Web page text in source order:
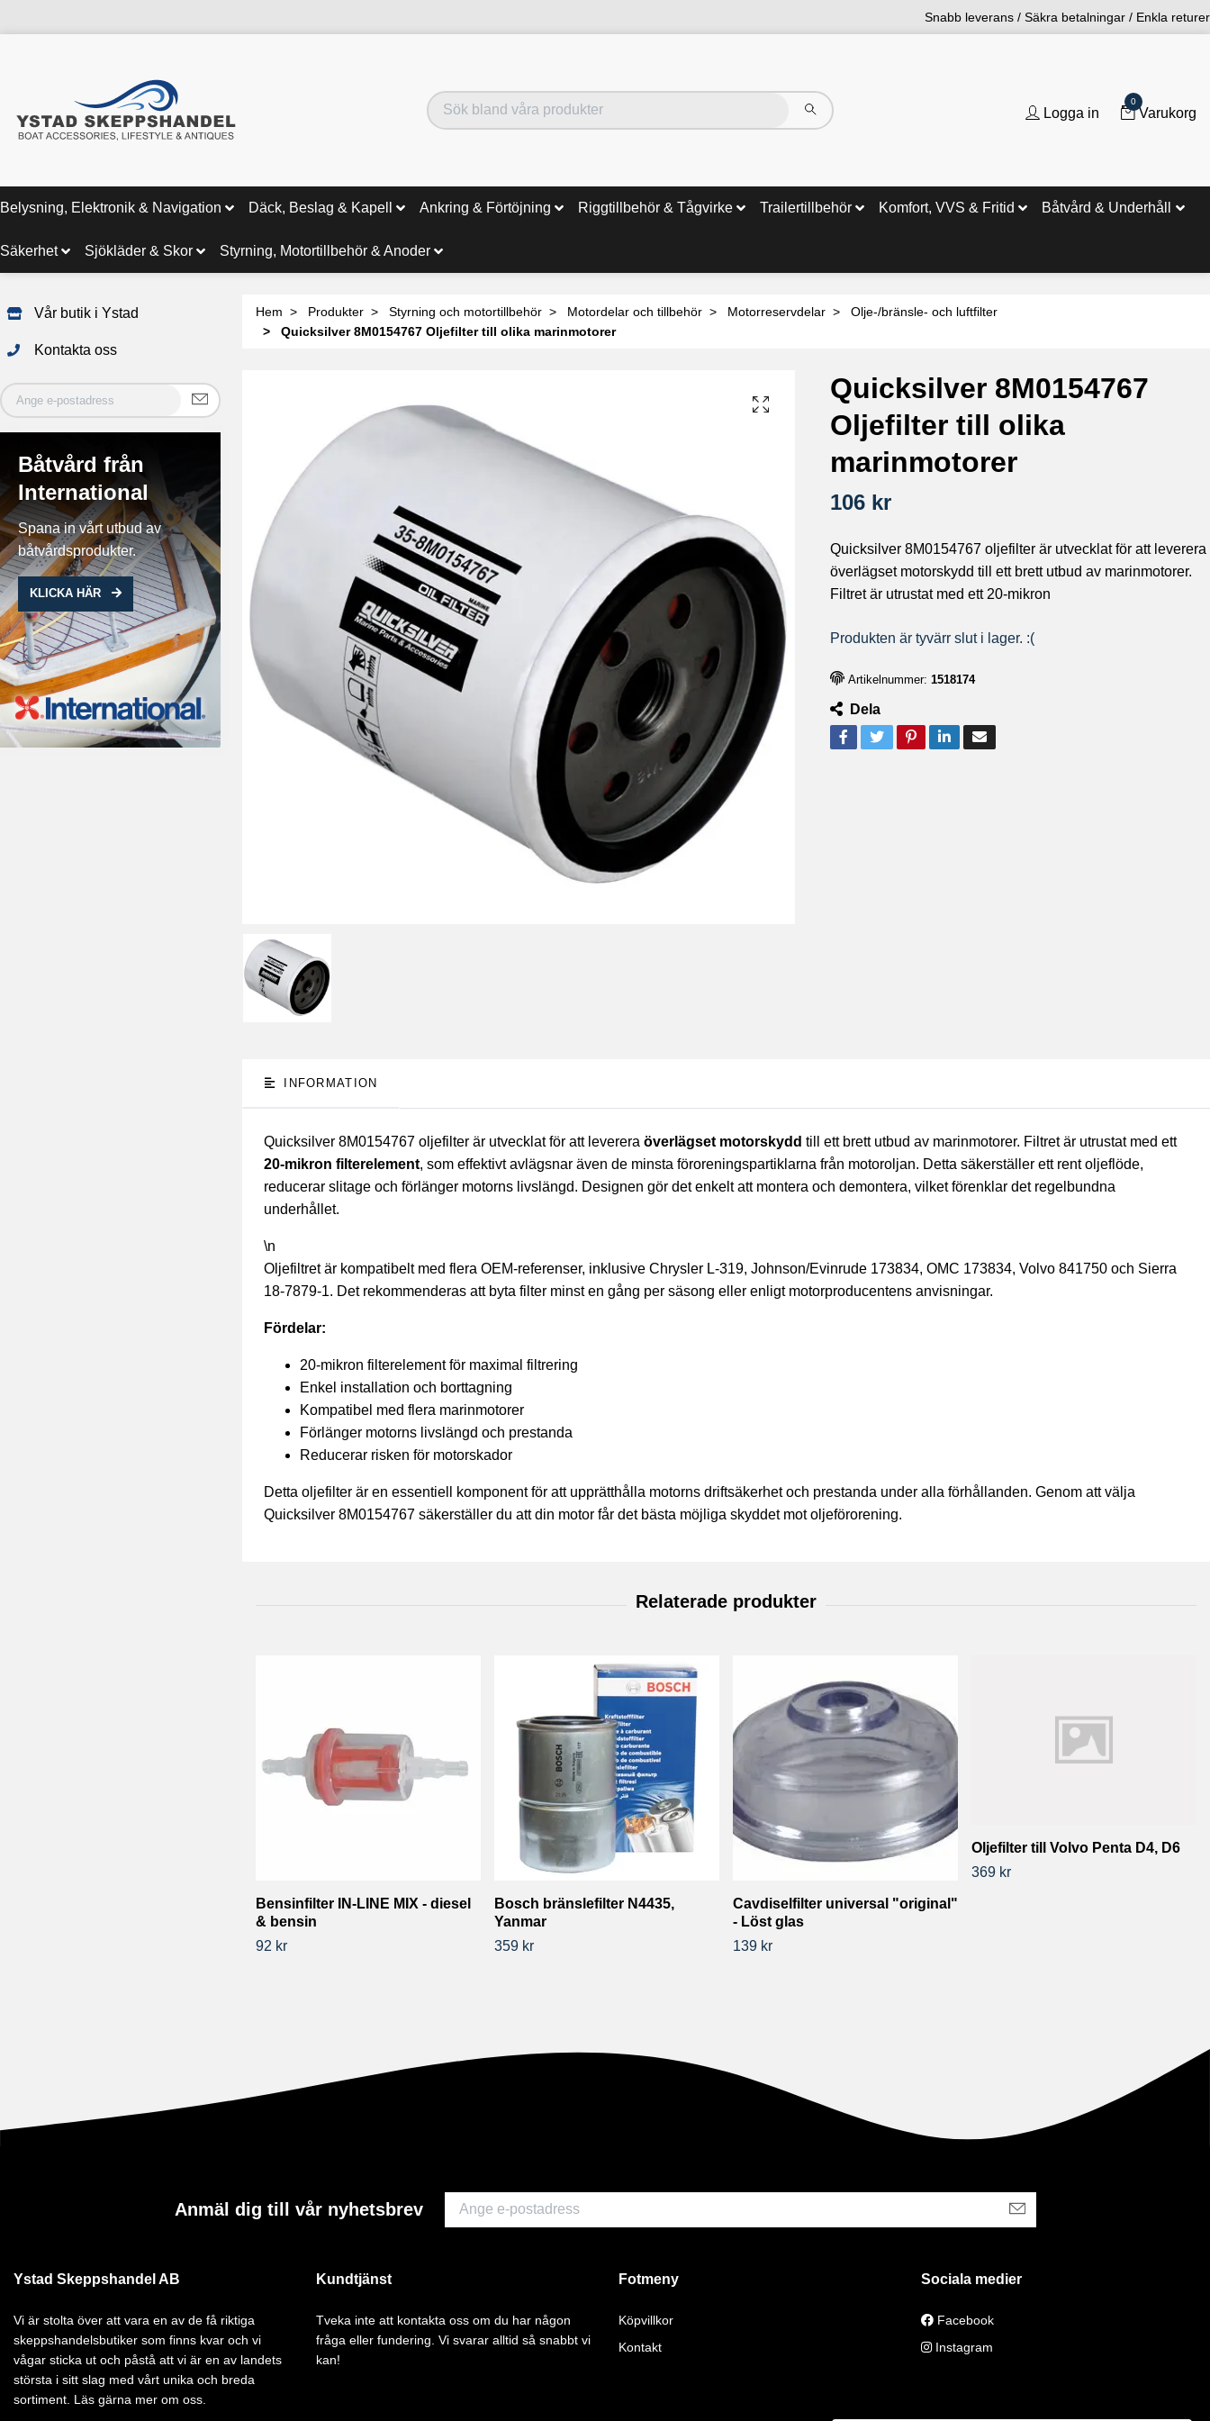
Snabb leverans / Säkra betalningar / Enkla returer
Logga in
0
Varukorg
Belysning, Elektronik & Navigation Däck, Beslag & Kapell Ankring & Förtöjning Riggtillbehör & Tågvirke Trailertillbehör Komfort, VVS & Fritid Båtvård & Underhåll
Säkerhet Sjökläder & Skor Styrning, Motortillbehör & Anoder
Vår butik i Ystad
Kontakta oss
Båtvård från
International
Spana in vårt utbud av
båtvårdsprodukter.
KLICKA HÄR
Hem Produkter Styrning och motortillbehör Motordelar och tillbehör Motorreservdelar
Olje-/bränsle- och luftfilter
Quicksilver 8M0154767 Oljefilter till olika marinmotorer
Quicksilver 8M0154767
Oljefilter till olika
marinmotorer
106 kr
Quicksilver 8M0154767 oljefilter är utvecklat för att leverera
överlägset motorskydd till ett brett utbud av marinmotorer.
Filtret är utrustat med ett 20-mikron
Produkten är tyvärr slut i lager. :(
Artikelnummer: 1518174
Dela
INFORMATION
Quicksilver 8M0154767 oljefilter är utvecklat för att leverera överlägset motorskydd till ett brett utbud av marinmotorer. Filtret är utrustat med ett
20-mikron filterelement, som effektivt avlägsnar även de minsta föroreningspartiklarna från motoroljan. Detta säkerställer ett rent oljeflöde,
reducerar slitage och förlänger motorns livslängd. Designen gör det enkelt att montera och demontera, vilket förenklar det regelbundna
underhållet.
\n
Oljefiltret är kompatibelt med flera OEM-referenser, inklusive Chrysler L-319, Johnson/Evinrude 173834, OMC 173834, Volvo 841750 och Sierra
18-7879-1. Det rekommenderas att byta filter minst en gång per säsong eller enligt motorproducentens anvisningar.
Fördelar:
20-mikron filterelement för maximal filtrering
Enkel installation och borttagning
Kompatibel med flera marinmotorer
Förlänger motorns livslängd och prestanda
Reducerar risken för motorskador
Detta oljefilter är en essentiell komponent för att upprätthålla motorns driftsäkerhet och prestanda under alla förhållanden. Genom att välja
Quicksilver 8M0154767 säkerställer du att din motor får det bästa möjliga skyddet mot oljeförorening.
Bensinfilter IN-LINE MIX - diesel
& bensin
92 kr
Bosch bränslefilter N4435,
Yanmar
359 kr
Cavdiselfilter universal "original"
- Löst glas
139 kr
Oljefilter till Volvo Penta D4, D6
369 kr
Anmäl dig till vår nyhetsbrev
Ystad Skeppshandel AB
Vi är stolta över att vara en av de få riktiga
skeppshandelsbutiker som finns kvar och vi
vågar sticka ut och påstå att vi är en av landets
största i sitt slag med vårt unika och breda
sortiment. Läs gärna mer om oss.
Kundtjänst
Tveka inte att kontakta oss om du har någon
fråga eller fundering. Vi svarar alltid så snabbt vi
kan!
Fotmeny
Köpvillkor
Kontakt
Sociala medier
Facebook
Instagram